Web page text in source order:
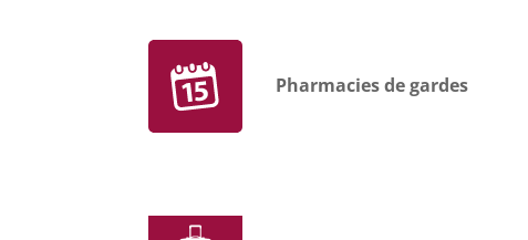
Pharmacies de gardes